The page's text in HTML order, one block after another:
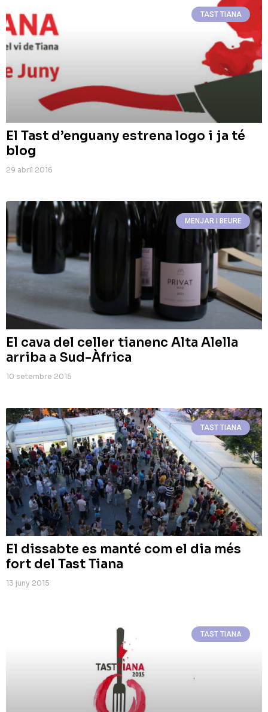
TAST TIANA
El Tast d’enguany estrena logo i ja té
blog
29 abril 2016
MENJAR I BEURE
El cava del celler tianenc Alta Alella
arriba a Sud-Àfrica
10 setembre 2015
TAST TIANA
El dissabte es manté com el dia més
fort del Tast Tiana
13 juny 2015
TAST TIANA